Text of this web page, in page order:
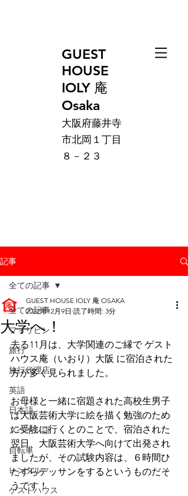
GUEST
HOUSE
IOLY 庵
Osaka
大阪府藤井寺
市北岡１丁目
８－２３
記事
全ての記事
フィリピン
旅行
旅行代理店
英語
日本語
スペイン語
自転車
レンタル
ゲストハウス
全ての記事
大学へ！
GUEST HOUSE IOLY 庵 OSAKA
2022年12月9日 読了時間: 3分
去る11月は、大学関連のご縁で ゲスト
ハウス庵（いおり）大阪 に宿泊された
方が多く見られました。
お母様と一緒に宿題された高校生男子
は大阪芸術大学に絵を描く勉強のため
に受験に行くとのことで、宿泊された
翌日、大阪芸術大学へ向けて出発され
ましたが、その試験内容は、６時間ひ
たすらデッサンをするというものだそ
うです！